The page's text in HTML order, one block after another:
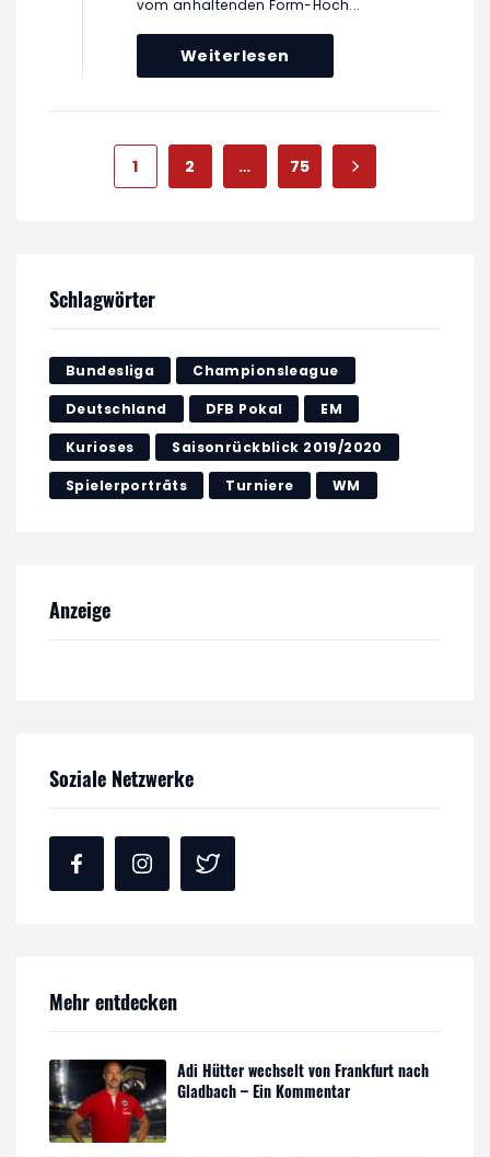
vom anhaltenden Form-Hoch...
Weiterlesen
1 2 … 75
Schlagwörter
Bundesliga Championsleague
Deutschland DFB Pokal EM
Kurioses Saisonrückblick 2019/2020
Spielerporträts Turniere WM
Anzeige
Soziale Netzwerke
Mehr entdecken
Adi Hütter wechselt von Frankfurt nach
Gladbach – Ein Kommentar